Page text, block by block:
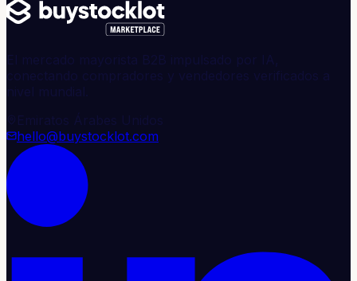
El mercado mayorista B2B impulsado por IA,
conectando compradores y vendedores verificados a
nivel mundial.
Emiratos Árabes Unidos
hello@buystocklot.com